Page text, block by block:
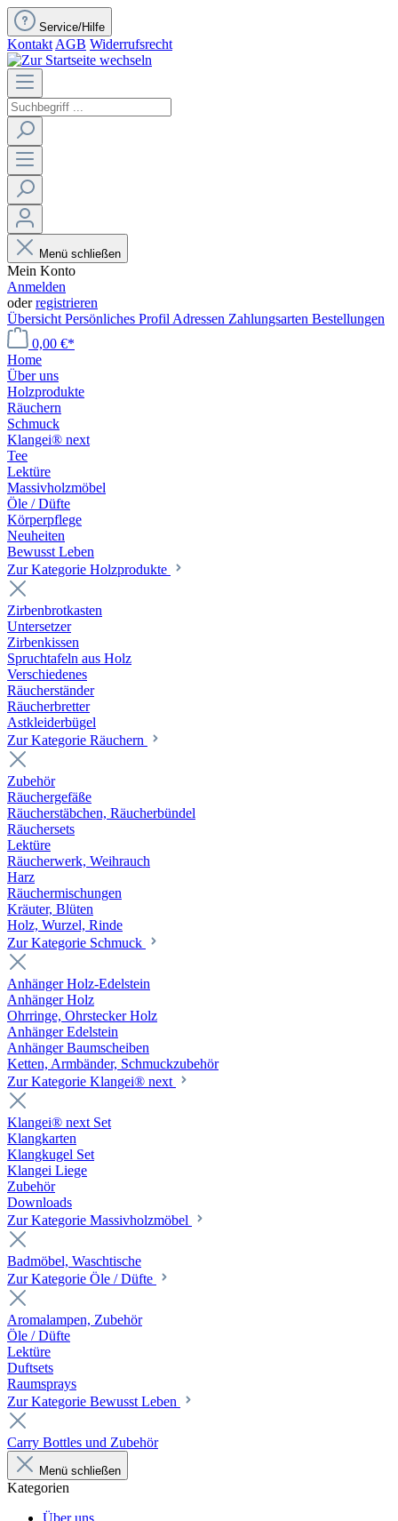
Service/Hilfe
Kontakt AGB Widerrufsrecht
Menü schließen
Mein Konto
Anmelden
oderregistrieren
Übersicht Persönliches Profil Adressen Zahlungsarten Bestellungen
0,00 €*
Home
Über uns
Holzprodukte
Räuchern
Schmuck
Klangei® next
Tee
Lektüre
Massivholzmöbel
Öle / Düfte
Körperpflege
Neuheiten
Bewusst Leben
Zur Kategorie Holzprodukte
Zirbenbrotkasten
Untersetzer
Zirbenkissen
Spruchtafeln aus Holz
Verschiedenes
Räucherständer
Räucherbretter
Astkleiderbügel
Zur Kategorie Räuchern
Zubehör
Räuchergefäße
Räucherstäbchen, Räucherbündel
Räuchersets
Lektüre
Räucherwerk, Weihrauch
Harz
Räuchermischungen
Kräuter, Blüten
Holz, Wurzel, Rinde
Zur Kategorie Schmuck
Anhänger Holz-Edelstein
Anhänger Holz
Ohrringe, Ohrstecker Holz
Anhänger Edelstein
Anhänger Baumscheiben
Ketten, Armbänder, Schmuckzubehör
Zur Kategorie Klangei® next
Klangei® next Set
Klangkarten
Klangkugel Set
Klangei Liege
Zubehör
Downloads
Zur Kategorie Massivholzmöbel
Badmöbel, Waschtische
Zur Kategorie Öle / Düfte
Aromalampen, Zubehör
Öle / Düfte
Lektüre
Duftsets
Raumsprays
Zur Kategorie Bewusst Leben
Carry Bottles und Zubehör
Menü schließen
Kategorien
Über uns